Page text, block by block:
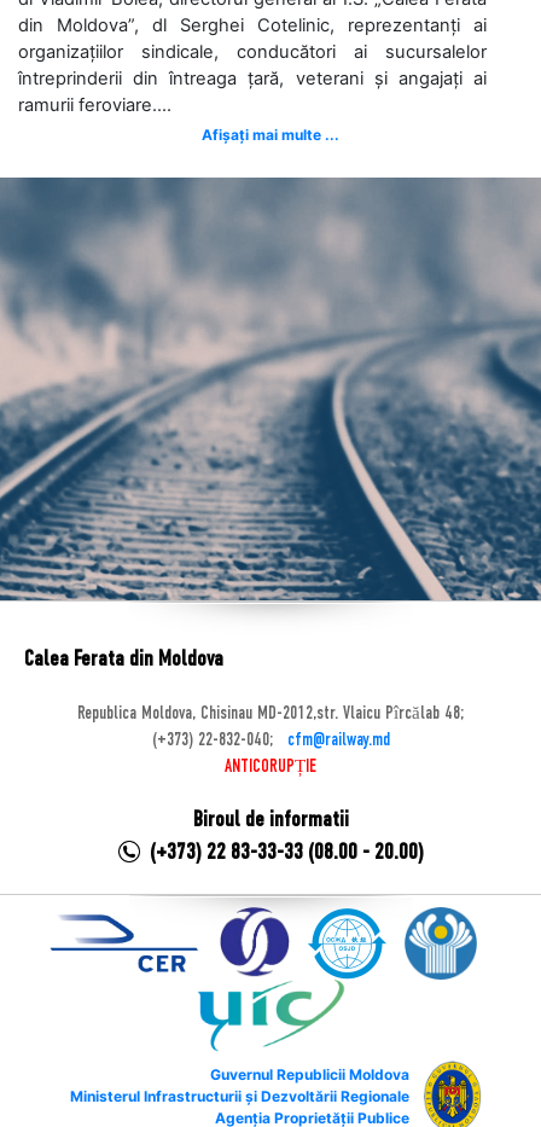
din Moldova”, dl Serghei Cotelinic, reprezentanți ai
organizațiilor sindicale, conducători ai sucursalelor
întreprinderii din întreaga țară, veterani și angajați ai
ramurii feroviare....
Afișați mai multe ...
Calea Ferata din Moldova
Republica Moldova, Chisinau MD-2012,str. Vlaicu Pîrcălab 48;
(+373) 22-832-040;
cfm@railway.md
ANTICORUPȚIE
Biroul de informatii
(+373) 22 83-33-33 (08.00 - 20.00)
Guvernul Republicii Moldova
Ministerul Infrastructurii și Dezvoltării Regionale
Agenția Proprietății Publice